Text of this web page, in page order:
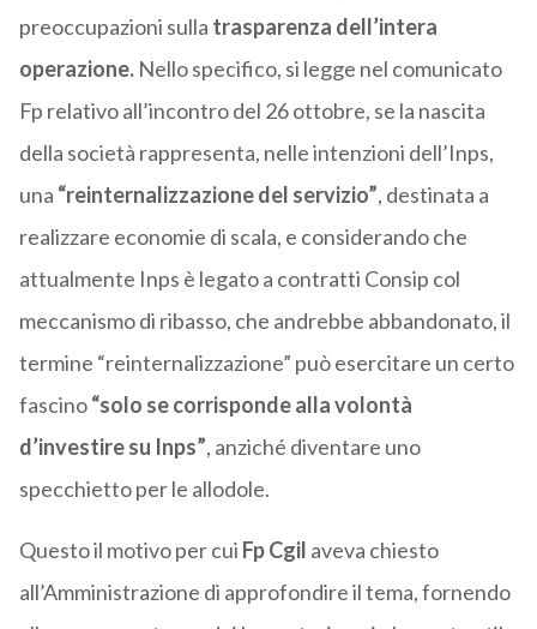
preoccupazioni sulla trasparenza dell’intera
operazione. Nello specifico, si legge nel comunicato
Fp relativo all’incontro del 26 ottobre, se la nascita
della società rappresenta, nelle intenzioni dell’Inps,
una “reinternalizzazione del servizio”, destinata a
realizzare economie di scala, e considerando che
attualmente Inps è legato a contratti Consip col
meccanismo di ribasso, che andrebbe abbandonato, il
termine “reinternalizzazione” può esercitare un certo
fascino“solo se corrisponde alla volontà
d’investire su Inps”, anziché diventare uno
specchietto per le allodole.
Questo il motivo per cui Fp Cgil aveva chiesto
all’Amministrazione di approfondire il tema, fornendo